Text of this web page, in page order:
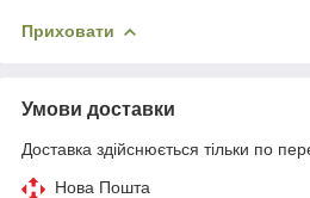
Приховати
Умови доставки
Доставка здійснюється тільки по
Нова Пошта